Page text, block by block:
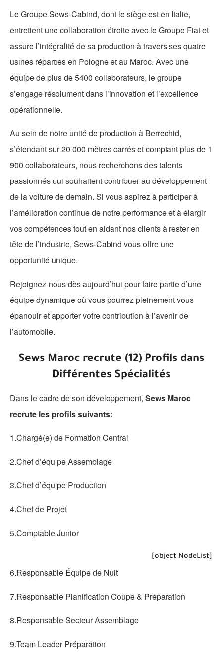
Le Groupe Sews-Cabind, dont le siège est en Italie,
entretient une collaboration étroite avec le Groupe Fiat et
assure l’intégralité de sa production à travers ses quatre
usines réparties en Pologne et au Maroc. Avec une
équipe de plus de 5400 collaborateurs, le groupe
s’engage résolument dans l’innovation et l’excellence
opérationnelle.
Au sein de notre unité de production à Berrechid,
s’étendant sur 20 000 mètres carrés et comptant plus de 1
900 collaborateurs, nous recherchons des talents
passionnés qui souhaitent contribuer au développement
de la voiture de demain. Si vous aspirez à participer à
l’amélioration continue de notre performance et à élargir
vos compétences tout en aidant nos clients à rester en
tête de l’industrie, Sews-Cabind vous offre une
opportunité unique.
Rejoignez-nous dès aujourd’hui pour faire partie d’une
équipe dynamique où vous pourrez pleinement vous
épanouir et apporter votre contribution à l’avenir de
l’automobile.
Sews Maroc recrute (12) Profils dans
Différentes Spécialités
Dans le cadre de son développement, Sews Maroc
recrute les profils suivants:
1.Chargé(e) de Formation Central
2.Chef d’équipe Assemblage
3.Chef d’équipe Production
4.Chef de Projet
5.Comptable Junior
[object NodeList]
6.Responsable Équipe de Nuit
7.Responsable Planification Coupe & Préparation
8.Responsable Secteur Assemblage
9.Team Leader Préparation